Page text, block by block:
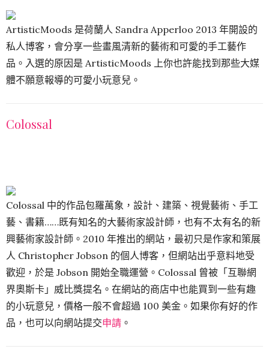
ArtisticMoods 是荷蘭人 Sandra Apperloo 2013 年開設的
私人博客，會分享一些畫風清新的藝術和可愛的手工藝作
品。入選的原因是 ArtisticMoods 上你也許能找到那些大媒
體不願意報導的可愛小玩意兒。
Colossal
Colossal 中的作品包羅萬象，設計、建築、視覺藝術、手工
藝、書籍……既有知名的大藝術家設計師，也有不太有名的新
興藝術家設計師。2010 年推出的網站，最初只是作家和策展
人 Christopher Jobson 的個人博客，但網站出乎意料地受
歡迎，於是 Jobson 開始全職運營。Colossal 曾被「互聯網
界奧斯卡」威比獎提名。在網站的商店中也能買到一些有趣
的小玩意兒，價格一般不會超過 100 美金。如果你有好的作
品，也可以向網站提交申請 。